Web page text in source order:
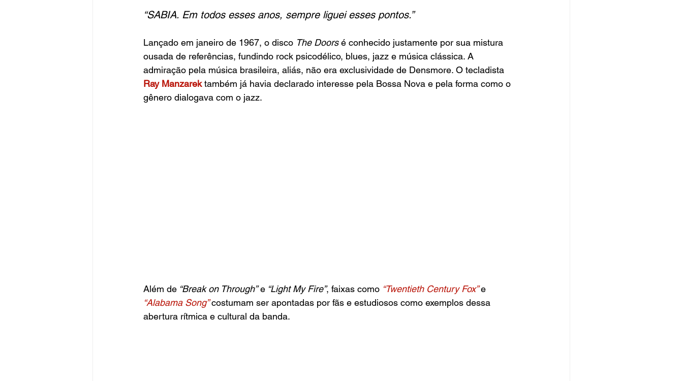
“SABIA. Em todos esses anos, sempre liguei esses pontos.”
Lançado em janeiro de 1967, o disco The Doors é conhecido justamente por sua mistura
ousada de referências, fundindo rock psicodélico, blues, jazz e música clássica. A
admiração pela música brasileira, aliás, não era exclusividade de Densmore. O tecladista
Ray Manzarek também já havia declarado interesse pela Bossa Nova e pela forma como o
gênero dialogava com o jazz.
Além de “Break on Through” e “Light My Fire”, faixas como “Twentieth Century Fox” e
“Alabama Song” costumam ser apontadas por fãs e estudiosos como exemplos dessa
abertura rítmica e cultural da banda.